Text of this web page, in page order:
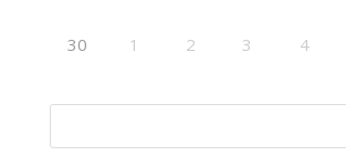
30 1 2 3 4